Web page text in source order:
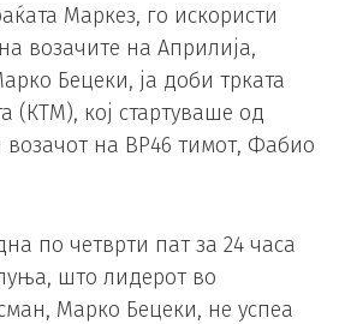
Маркез, го искористи
возачите на Априлија,
Бецеки, ја доби трката
(КТМ), кој стартуваше од
возачот на ВР46 тимот, Фабио
по четврти пат за 24 часа
што лидерот во
Марко Бецеки, не успеа